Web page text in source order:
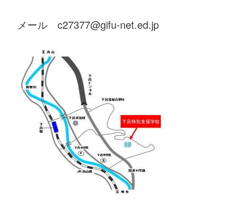
メール c27377@gifu-net.ed.jp